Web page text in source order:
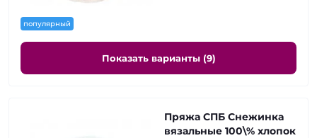
популярный
Показать варианты (9)
Пряжа СПБ Снежинка
вязальные 100\% хлопок